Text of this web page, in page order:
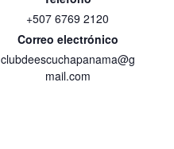
+507 6769 2120
Correo electrónico
clubdeescuchapanama@g
mail.com